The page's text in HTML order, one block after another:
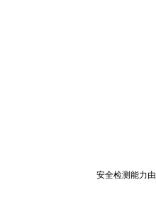
安全检测能力由